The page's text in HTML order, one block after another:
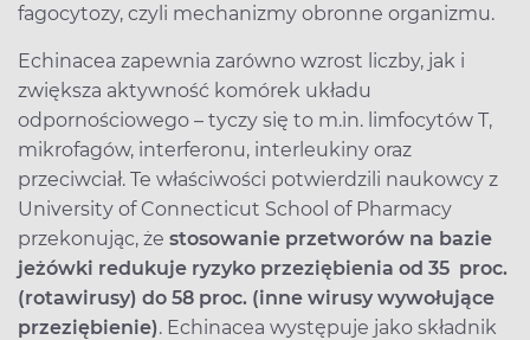
fagocytozy, czyli mechanizmy obronne organizmu.
Echinacea zapewnia zarówno wzrost liczby, jak i
zwiększa aktywność komórek układu
odpornościowego – tyczy się to m.in. limfocytów T,
mikrofagów, interferonu, interleukiny oraz
przeciwciał. Te właściwości potwierdzili naukowcy z
University of Connecticut School of Pharmacy
przekonując, że stosowanie przetworów na bazie
jeżówki redukuje ryzyko przeziębienia od 35 proc.
(rotawirusy) do 58 proc. (inne wirusy wywołujące
przeziębienie). Echinacea występuje jako składnik